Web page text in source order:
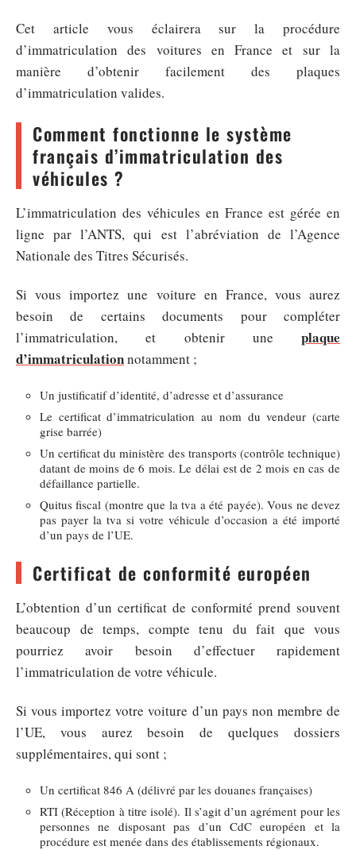
Cet article vous éclairera sur la procédure
d’immatriculation des voitures en France et sur la
manière d’obtenir facilement des plaques
d’immatriculation valides.
Comment fonctionne le système
français d’immatriculation des
véhicules ?
L’immatriculation des véhicules en France est gérée en
ligne par l’ANTS, qui est l’abréviation de l’Agence
Nationale des Titres Sécurisés.
Si vous importez une voiture en France, vous aurez
besoin de certains documents pour compléter
l’immatriculation, et obtenir une plaque
d’immatriculationnotamment ;
Un justificatif d’identité, d’adresse et d’assurance
Le certificat d’immatriculation au nom du vendeur (carte
grise barrée)
Un certificat du ministère des transports (contrôle technique)
datant de moins de 6 mois. Le délai est de 2 mois en cas de
défaillance partielle.
Quitus fiscal (montre que la tva a été payée). Vous ne devez
pas payer la tva si votre véhicule d’occasion a été importé
d’un pays de l’UE.
Certificat de conformité européen
L’obtention d’un certificat de conformité prend souvent
beaucoup de temps, compte tenu du fait que vous
pourriez avoir besoin d’effectuer rapidement
l’immatriculation de votre véhicule.
Si vous importez votre voiture d’un pays non membre de
l’UE, vous aurez besoin de quelques dossiers
supplémentaires, qui sont ;
Un certificat 846 A (délivré par les douanes françaises)
RTI (Réception à titre isolé). Il s’agit d’un agrément pour les
personnes ne disposant pas d’un CdC européen et la
procédure est menée dans des établissements régionaux.